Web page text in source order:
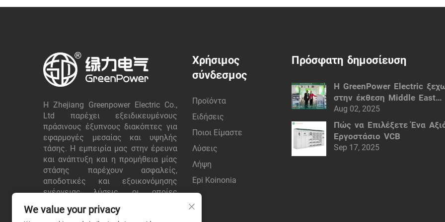
Η Zhejiang Greenpower Electric Co.,
Ltd παρέχει εξειδικευμένους
πράσινους έξυπνους διακόπτες για
εφαρμογές μεσαίας και υψηλής
τάσης. Η εμπειρία μας στην έρευνα
και ανάπτυξη και η προμήθεια μίας
στάσης παρέχουν ασφαλείς,
αποδοτικές και εξοικονόμησης
ενέργειας λύσεις, οι οποίες
εμπιστεύονται παγκόσμιοι πελάτες.
Ζητήστε προσφορά σήμερα.
Χρήσιμος
σύνδεσμος
Προϊόντα
Ειδήσεις
Ποιοι Είμαστε
Λύσεις
Λήψη
Epi Koinonia
Πρόσφατη δημοσίευση
Η GreenPower Electric
στην έκθεση Middle East
Electricity (MEE) του
Έξυπνες ηλεκτρικές λύσεις
Aug 02, 2025
Πώς να Επιλέξετε Ένα
Εργοστάσιο VCB
Sep 17, 2025
We value your privacy